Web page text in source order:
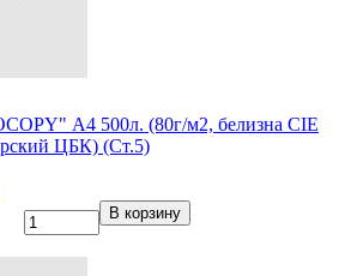
А4 500л. (80г/м2, белизна CIE
ЦБК) (Ст.5)
В корзину